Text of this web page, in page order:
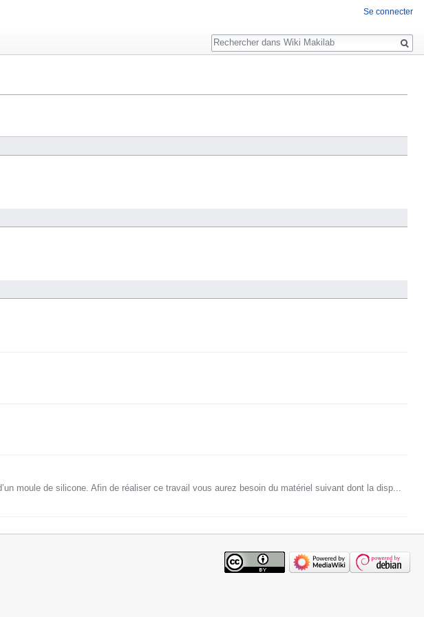
moule de silicone. Afin de réaliser ce travail vous aurez besoin du matériel suivant dont la disp...
Se connecter
Rechercher